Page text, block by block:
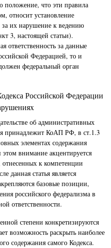
положение, что эти правила
относит установление
за их нарушение к ведению
3, настоящей статьи).
ответственность за данные
Федерацией, то и
федеральный орган
Российской Федерации
об административных
принадлежит КоАП РФ, в ст.1.3
элементах содержания
этом внимание акцентируется
отнесенных к компетенции
данная статья является
базовые позиции,
российского федерализма в
ответственности.
степени конкретизируются
возможность раскрыть наиболее
содержания самого Кодекса.